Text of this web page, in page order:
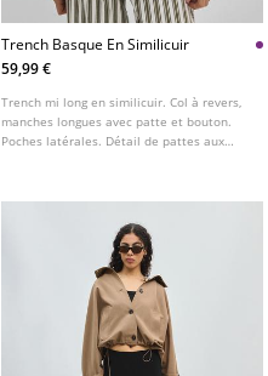
Trench Basque En Similicuir
59,99 €
Trench mi long en similicuir. Col à revers,
manches longues avec patte et bouton.
Poches latérales. Détail de pattes aux